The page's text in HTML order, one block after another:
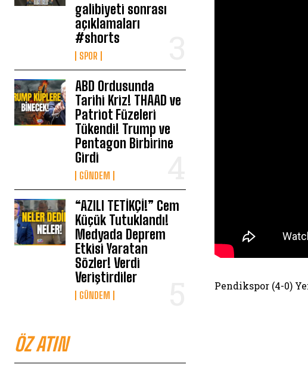
galibiyeti sonrası
açıklamaları
#shorts
SPOR
ABD Ordusunda
Tarihi Kriz! THAAD ve
Patriot Füzeleri
Tükendi! Trump ve
Pentagon Birbirine
Girdi
GÜNDEM
“AZILI TETİKÇİ!” Cem
Küçük Tutuklandı!
Medyada Deprem
Etkisi Yaratan
Sözler! Verdi
Veriştirdiler
GÜNDEM
ÖZ ATIN
Pendikspor (4-0)